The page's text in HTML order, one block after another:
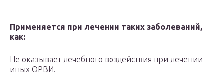
Применяется при лечении таких заболеваний,
как:
Не оказывает лечебного воздействия при лечении
иных ОРВИ.